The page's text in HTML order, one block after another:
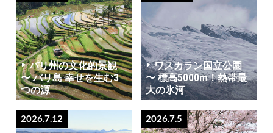
バリ州の文化的景観
〜 バリ島 幸せを生む3
つの源
ワスカラン国立公園
〜 標高5000m！熱帯最
大の氷河
2026.7.12 2026.7.5